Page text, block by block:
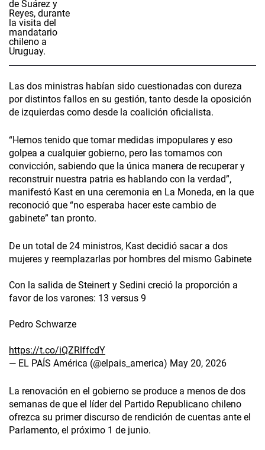
Las dos ministras habían sido cuestionadas con dureza
por distintos fallos en su gestión, tanto desde la oposición
de izquierdas como desde la coalición oficialista.
“Hemos tenido que tomar medidas impopulares y eso
golpea a cualquier gobierno, pero las tomamos con
convicción, sabiendo que la única manera de recuperar y
reconstruir nuestra patria es hablando con la verdad”,
manifestó Kast en una ceremonia en La Moneda, en la que
reconoció que “no esperaba hacer este cambio de
gabinete” tan pronto.
De un total de 24 ministros, Kast decidió sacar a dos
mujeres y reemplazarlas por hombres del mismo Gabinete
Con la salida de Steinert y Sedini creció la proporción a
favor de los varones: 13 versus 9
Pedro Schwarze
https://t.co/iQZRlffcdY
— EL PAÍS América (@elpais_america) May 20, 2026
La renovación en el gobierno se produce a menos de dos
semanas de que el líder del Partido Republicano chileno
ofrezca su primer discurso de rendición de cuentas ante el
Parlamento, el próximo 1 de junio.